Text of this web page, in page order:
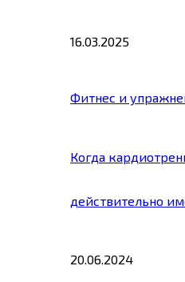
16.03.2025
Фитнес и
Когда
действительно
20.06.2024